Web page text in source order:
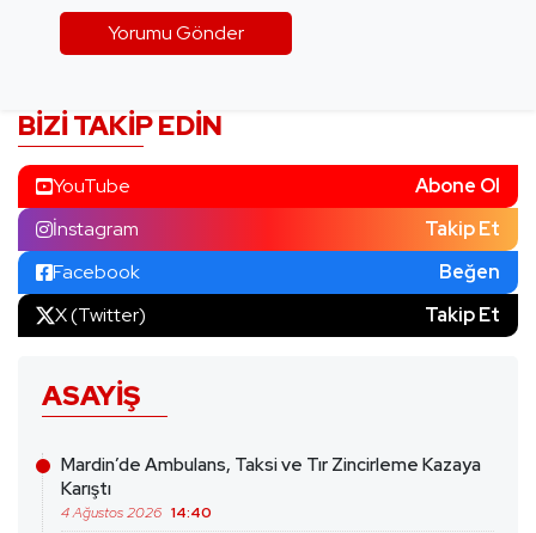
BIZI TAKIP EDIN
YouTube
Abone Ol
İnstagram
Takip Et
Facebook
Beğen
X (Twitter)
Takip Et
ASAYIŞ
Mardin’de Ambulans, Taksi ve Tır Zincirleme Kazaya
Karıştı
4 Ağustos 2026 14:40